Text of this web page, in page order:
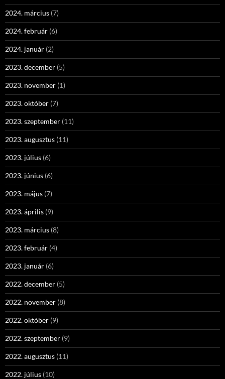
2024. március (7)
2024. február (6)
2024. január (2)
2023. december (5)
2023. november (1)
2023. október (7)
2023. szeptember (11)
2023. augusztus (11)
2023. július (6)
2023. június (6)
2023. május (7)
2023. április (9)
2023. március (8)
2023. február (4)
2023. január (6)
2022. december (5)
2022. november (8)
2022. október (9)
2022. szeptember (9)
2022. augusztus (11)
2022. július (10)